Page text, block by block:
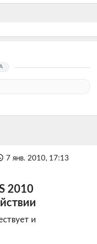
7 янв. 2010, 17:13
2010
и